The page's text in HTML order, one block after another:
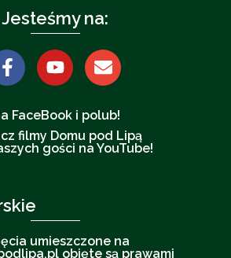
Jesteśmy na:
FaceBook i polub!
filmy Domu pod Lipą
gości na YouTube!
umieszczone na
objęte są prawami